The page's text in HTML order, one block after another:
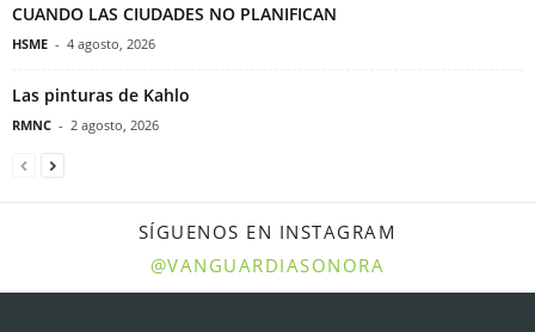
CUANDO LAS CIUDADES NO PLANIFICAN
HSME - 4 agosto, 2026
Las pinturas de Kahlo
RMNC - 2 agosto, 2026
SÍGUENOS EN INSTAGRAM
@VANGUARDIASONORA